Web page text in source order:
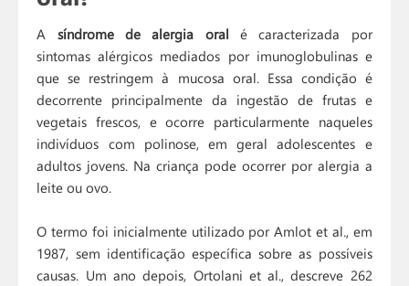
A síndrome de alergia oral é caracterizada por
sintomas alérgicos mediados por imunoglobulinas e
que se restringem à mucosa oral. Essa condição é
decorrente principalmente da ingestão de frutas e
vegetais frescos, e ocorre particularmente naqueles
indivíduos com polinose, em geral adolescentes e
adultos jovens. Na criança pode ocorrer por alergia a
leite ou ovo.
O termo foi inicialmente utilizado por Amlot et al., em
1987, sem identificação específica sobre as possíveis
causas. Um ano depois, Ortolani et al., descreve 262